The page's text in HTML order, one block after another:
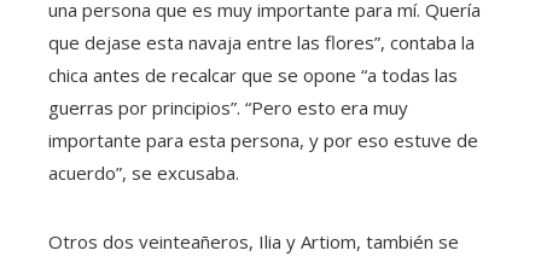
una persona que es muy importante para mí. Quería
que dejase esta navaja entre las flores”, contaba la
chica antes de recalcar que se opone “a todas las
guerras por principios”. “Pero esto era muy
importante para esta persona, y por eso estuve de
acuerdo”, se excusaba.
Otros dos veinteañeros, Ilia y Artiom, también se